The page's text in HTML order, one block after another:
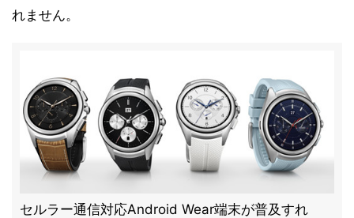
れません。
セルラー通信対応Android Wear端末が普及すれ